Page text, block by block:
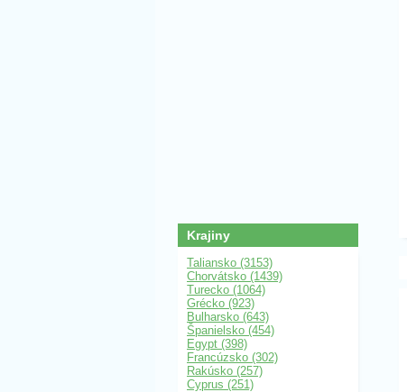
Krajiny
Taliansko (3153)
Chorvátsko (1439)
Turecko (1064)
Grécko (923)
Bulharsko (643)
Španielsko (454)
Egypt (398)
Francúzsko (302)
Rakúsko (257)
Cyprus (251)